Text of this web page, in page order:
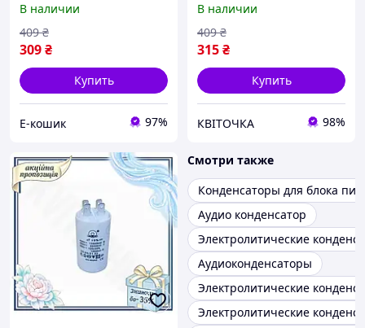
электросетей
электрический
конденсатор для схе
HFX17_E
В наличии
309₴
409 ₴
Купить
Е-кошик 97%
электросетей
электрический
конденсатор для схемы
99/KVI
В наличии
315₴
409 ₴
Купить
КВІТОЧКА 98%
Смотри также
Конденсаторы для блока
Аудио конденсатор
Электролитические
Аудиоконденсаторы
Электролитические
Электролитические